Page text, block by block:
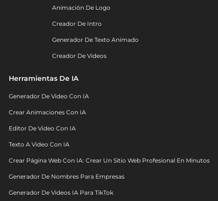
Animación De Logo
Creador De Intro
Generador De Texto Animado
Creador De Videos
Herramientas De IA
Generador De Video Con IA
Crear Animaciones Con IA
Editor De Video Con IA
Texto A Video Con IA
Crear Página Web Con IA: Crear Un Sitio Web Profesional En Minutos
Generador De Nombres Para Empresas
Generador De Videos IA Para TikTok